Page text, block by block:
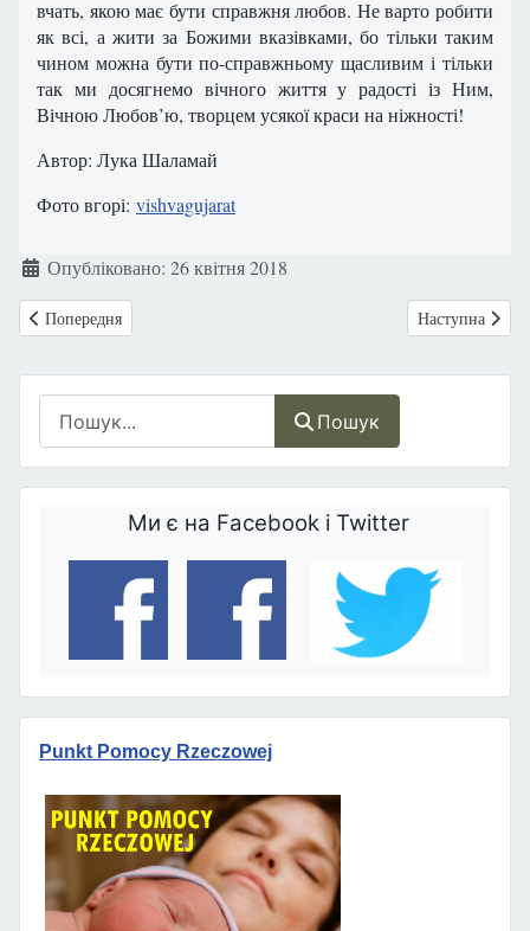
Пошук
Ми є на Facebook і Twitter
Punkt Pomocy Rzeczowej
вчать, якою має бути справжня любов. Не варто робити
як всі, а жити за Божими вказівками, бо тільки таким
чином можна бути по-справжньому щасливим і тільки
так ми досягнемо вічного життя у радості із Ним,
Вічною Любов’ю, творцем усякої краси на ніжності!
Автор: Лука Шаламай
Фото вгорі: vishvagujarat
ДеталіОпубліковано: 26 квітня 2018
Попередня стаття: Боротьба за життя Альфі Еванс продовжується
Попередня Наступна
Наступна